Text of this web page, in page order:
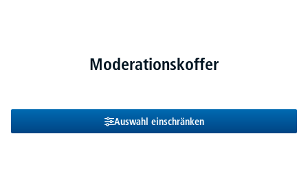
Moderationskoffer
Auswahl einschränken